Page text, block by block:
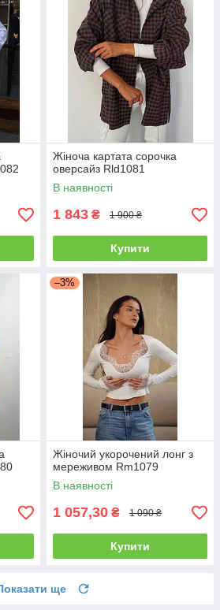
Жіноча картата сорочка
оверсайз Rld1081
В наявності
1 843 ₴ 1 900 ₴
Купити
–3%
Жіночий укорочений лонг з
мереживом Rm1079
В наявності
1 057,30 ₴ 1 090 ₴
Купити
ще